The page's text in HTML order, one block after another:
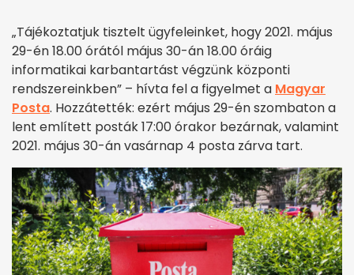
„Tájékoztatjuk tisztelt ügyfeleinket, hogy 2021. május
29-én 18.00 órától május 30-án 18.00 óráig
informatikai karbantartást végzünk központi
rendszereinkben” – hívta fel a figyelmet a Magyar
Posta. Hozzátették: ezért május 29-én szombaton a
lent említett posták 17:00 órakor bezárnak, valamint
2021. május 30-án vasárnap 4 posta zárva tart.